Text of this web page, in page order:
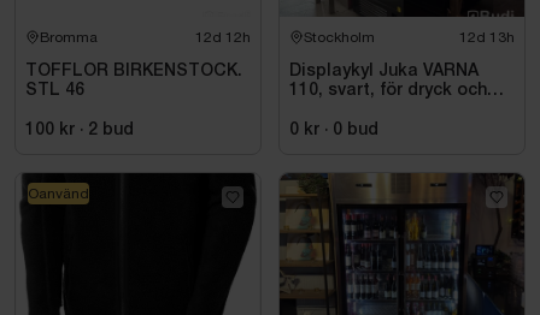
Bromma 12d 12h
TOFFLOR BIRKENSTOCK.
STL 46
100 kr · 2 bud
Stockholm 12d 13h
Displaykyl Juka VARNA
110, svart, för dryck och
0 kr · 0 bud
Oanvänd